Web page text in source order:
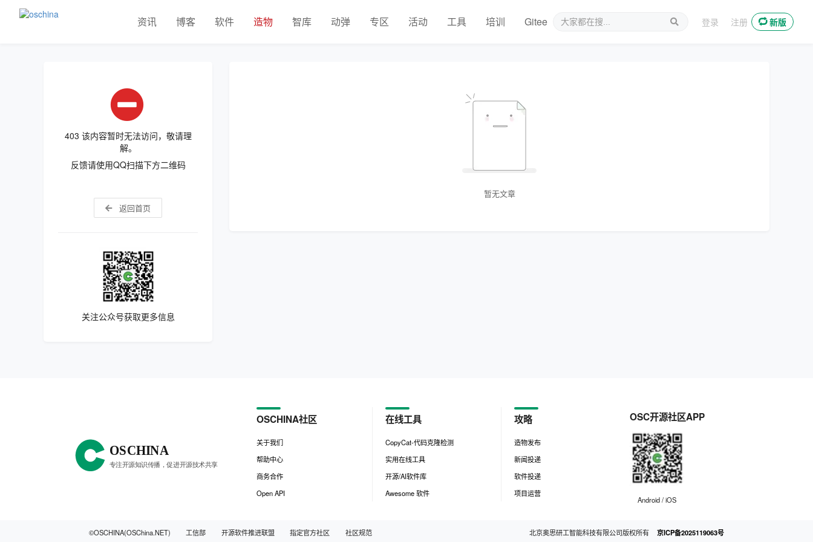
资讯 博客 软件 造物 智库 动弹 专区 活动 工具 培训 Gitee 新媒体 登录 注册 新版
403 该内容暂时无法访问，敬请理
解。
反馈请使用QQ扫描下方二维码
返回首页
关注公众号获取更多信息
暂无文章
OSCHINA社区
关于我们
帮助中心
商务合作
Open API
在线工具
CopyCat-代码克隆检测
实用在线工具
开源/AI软件库
Awesome 软件
攻略
造物发布
新闻投递
软件投递
项目运营
OSC开源社区APP
Android / iOS
©OSCHINA(OSChina.NET) 工信部 开源软件推进联盟 指定官方社区 社区规范 北京奥思研工智能科技有限公司版权所有 京ICP备2025119063号